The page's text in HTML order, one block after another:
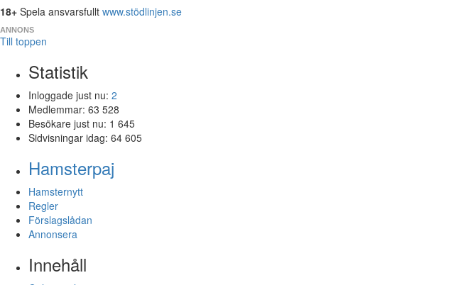
18+ Spela ansvarsfullt www.stödlinjen.se
ANNONS
Till toppen
Statistik
Inloggade just nu: 2
Medlemmar: 63 528
Besökare just nu: 1 645
Sidvisningar idag: 64 605
Hamsterpaj
Hamsternytt
Regler
Förslagslådan
Annonsera
Innehåll